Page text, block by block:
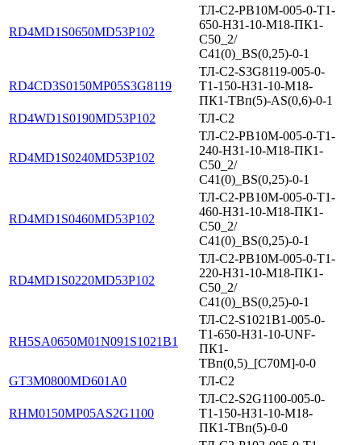
RD4MD1S0650MD53P102
ТЛ-С2-PB10M-005-0-T1-
650-НЗ1-10-М18-ПК1-
С50_2/
С41(0)_BS(0,25)-0-1
RD4CD3S0150MP05S3G8119
ТЛ-С2-S3G8119-005-0-
Т1-150-НЗ1-10-М18-
ПК1-ТВп(5)-AS(0,6)-0-1
RD4WD1S0190MD53P102
ТЛ-С2
RD4MD1S0240MD53P102
ТЛ-С2-PB10M-005-0-T1-
240-НЗ1-10-М18-ПК1-
С50_2/
С41(0)_BS(0,25)-0-1
RD4MD1S0460MD53P102
ТЛ-С2-PB10M-005-0-T1-
460-НЗ1-10-М18-ПК1-
С50_2/
С41(0)_BS(0,25)-0-1
RD4MD1S0220MD53P102
ТЛ-С2-PB10M-005-0-T1-
220-НЗ1-10-М18-ПК1-
С50_2/
С41(0)_BS(0,25)-0-1
RH5SA0650M01N091S1021B1
ТЛ-С2-S1021B1-005-0-
Т1-650-НЗ1-10-UNF-
ПК1-
ТВп(0,5)_[C70M]-0-0
GT3M0800MD601A0
ТЛ-С2
RHM0150MP05AS2G1100
ТЛ-С2-S2G1100-005-0-
Т1-150-НЗ1-10-М18-
ПК1-ТВп(5)-0-0